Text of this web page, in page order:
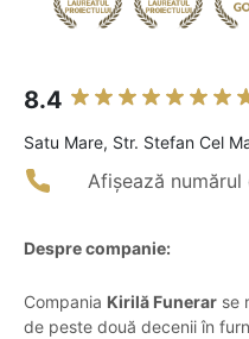
8.4
Satu Mare, Str. Stefan Cel
Afișează
Despre companie:
Compania Kirilă Funerar se
de peste două decenii în